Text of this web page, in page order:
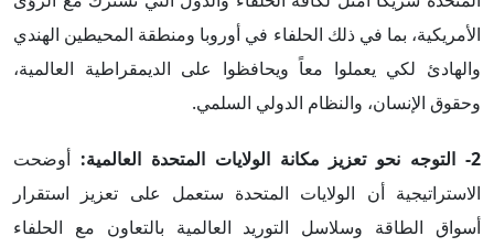
الأمريكية، بما في ذلك الحلفاء في أوروبا ومنطقة المحيطين الهندي
والهادئ لكي يعملوا معاً ويحافظوا على الديمقراطية العالمية،
وحقوق الإنسان، والنظام الدولي السلمي.
2- التوجه نحو تعزيز مكانة الولايات المتحدة العالمية:
أوضحت
الاستراتيجية أن الولايات المتحدة ستعمل على تعزيز استقرار
أسواق الطاقة وسلاسل التوريد العالمية بالتعاون مع الحلفاء